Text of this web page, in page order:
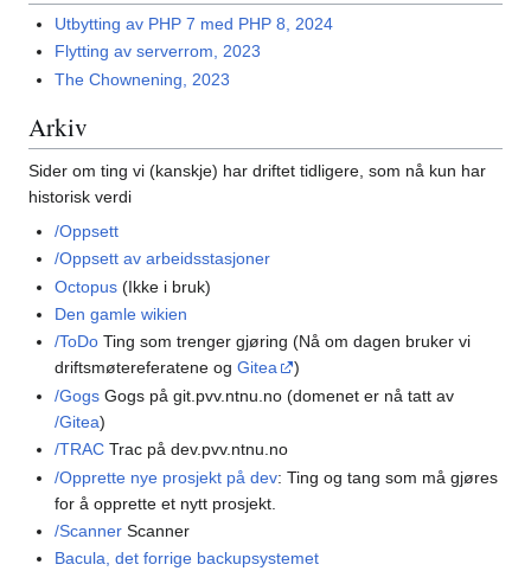
Utbytting av PHP 7 med PHP 8, 2024
Flytting av serverrom, 2023
The Chownening, 2023
Arkiv
Sider om ting vi (kanskje) har driftet tidligere, som nå kun har
historisk verdi
/Oppsett
/Oppsett av arbeidsstasjoner
Octopus (Ikke i bruk)
Den gamle wikien
/ToDo Ting som trenger gjøring (Nå om dagen bruker vi
driftsmøtereferatene ogGitea
)
/Gogs Gogs på git.pvv.ntnu.no (domenet er nå tatt av
/Gitea)
/TRAC Trac på dev.pvv.ntnu.no
/Opprette nye prosjekt på dev: Ting og tang som må gjøres
for å opprette et nytt prosjekt.
/Scanner Scanner
Bacula, det forrige backupsystemet